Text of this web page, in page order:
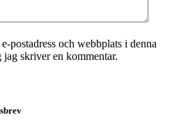
postadress och webbplats i denna
skriver en kommentar.